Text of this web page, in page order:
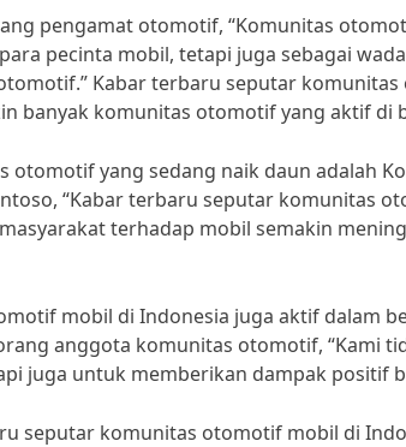
pengamat otomotif, “Komunitas
pecinta mobil, tetapi juga sebagai
Kabar terbaru seputar
banyak komunitas otomotif yang aktif di
otomotif yang sedang naik daun adalah
“Kabar terbaru seputar komunitas
terhadap mobil semakin
mobil di Indonesia juga aktif dalam
anggota komunitas otomotif, “Kami
juga untuk memberikan dampak positif
seputar komunitas otomotif mobil di